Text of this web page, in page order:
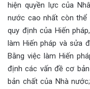
hiện quyền lực của
nước cao nhất còn thể
quy định của Hiến
làm Hiến pháp và sửa
Bằng việc làm Hiến
định các vấn đề cơ
bản chất của Nhà